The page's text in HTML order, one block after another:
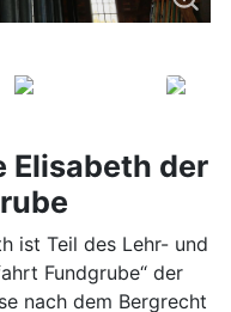
Elisabeth der
ist Teil des Lehr- und
Fundgrube“ der
nach dem Bergrecht